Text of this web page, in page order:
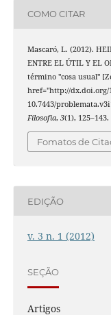
COMO CITAR
Mascaró, L. (2012).
ENTRE EL ÚTIL Y EL
término "cosa usual"
href="http://dx.doi.org/
10.7443/
Filosofia, 3(1),
Fomatos de
EDIÇÃO
v. 3 n. 1 (2012)
SEÇÃO
Artigos